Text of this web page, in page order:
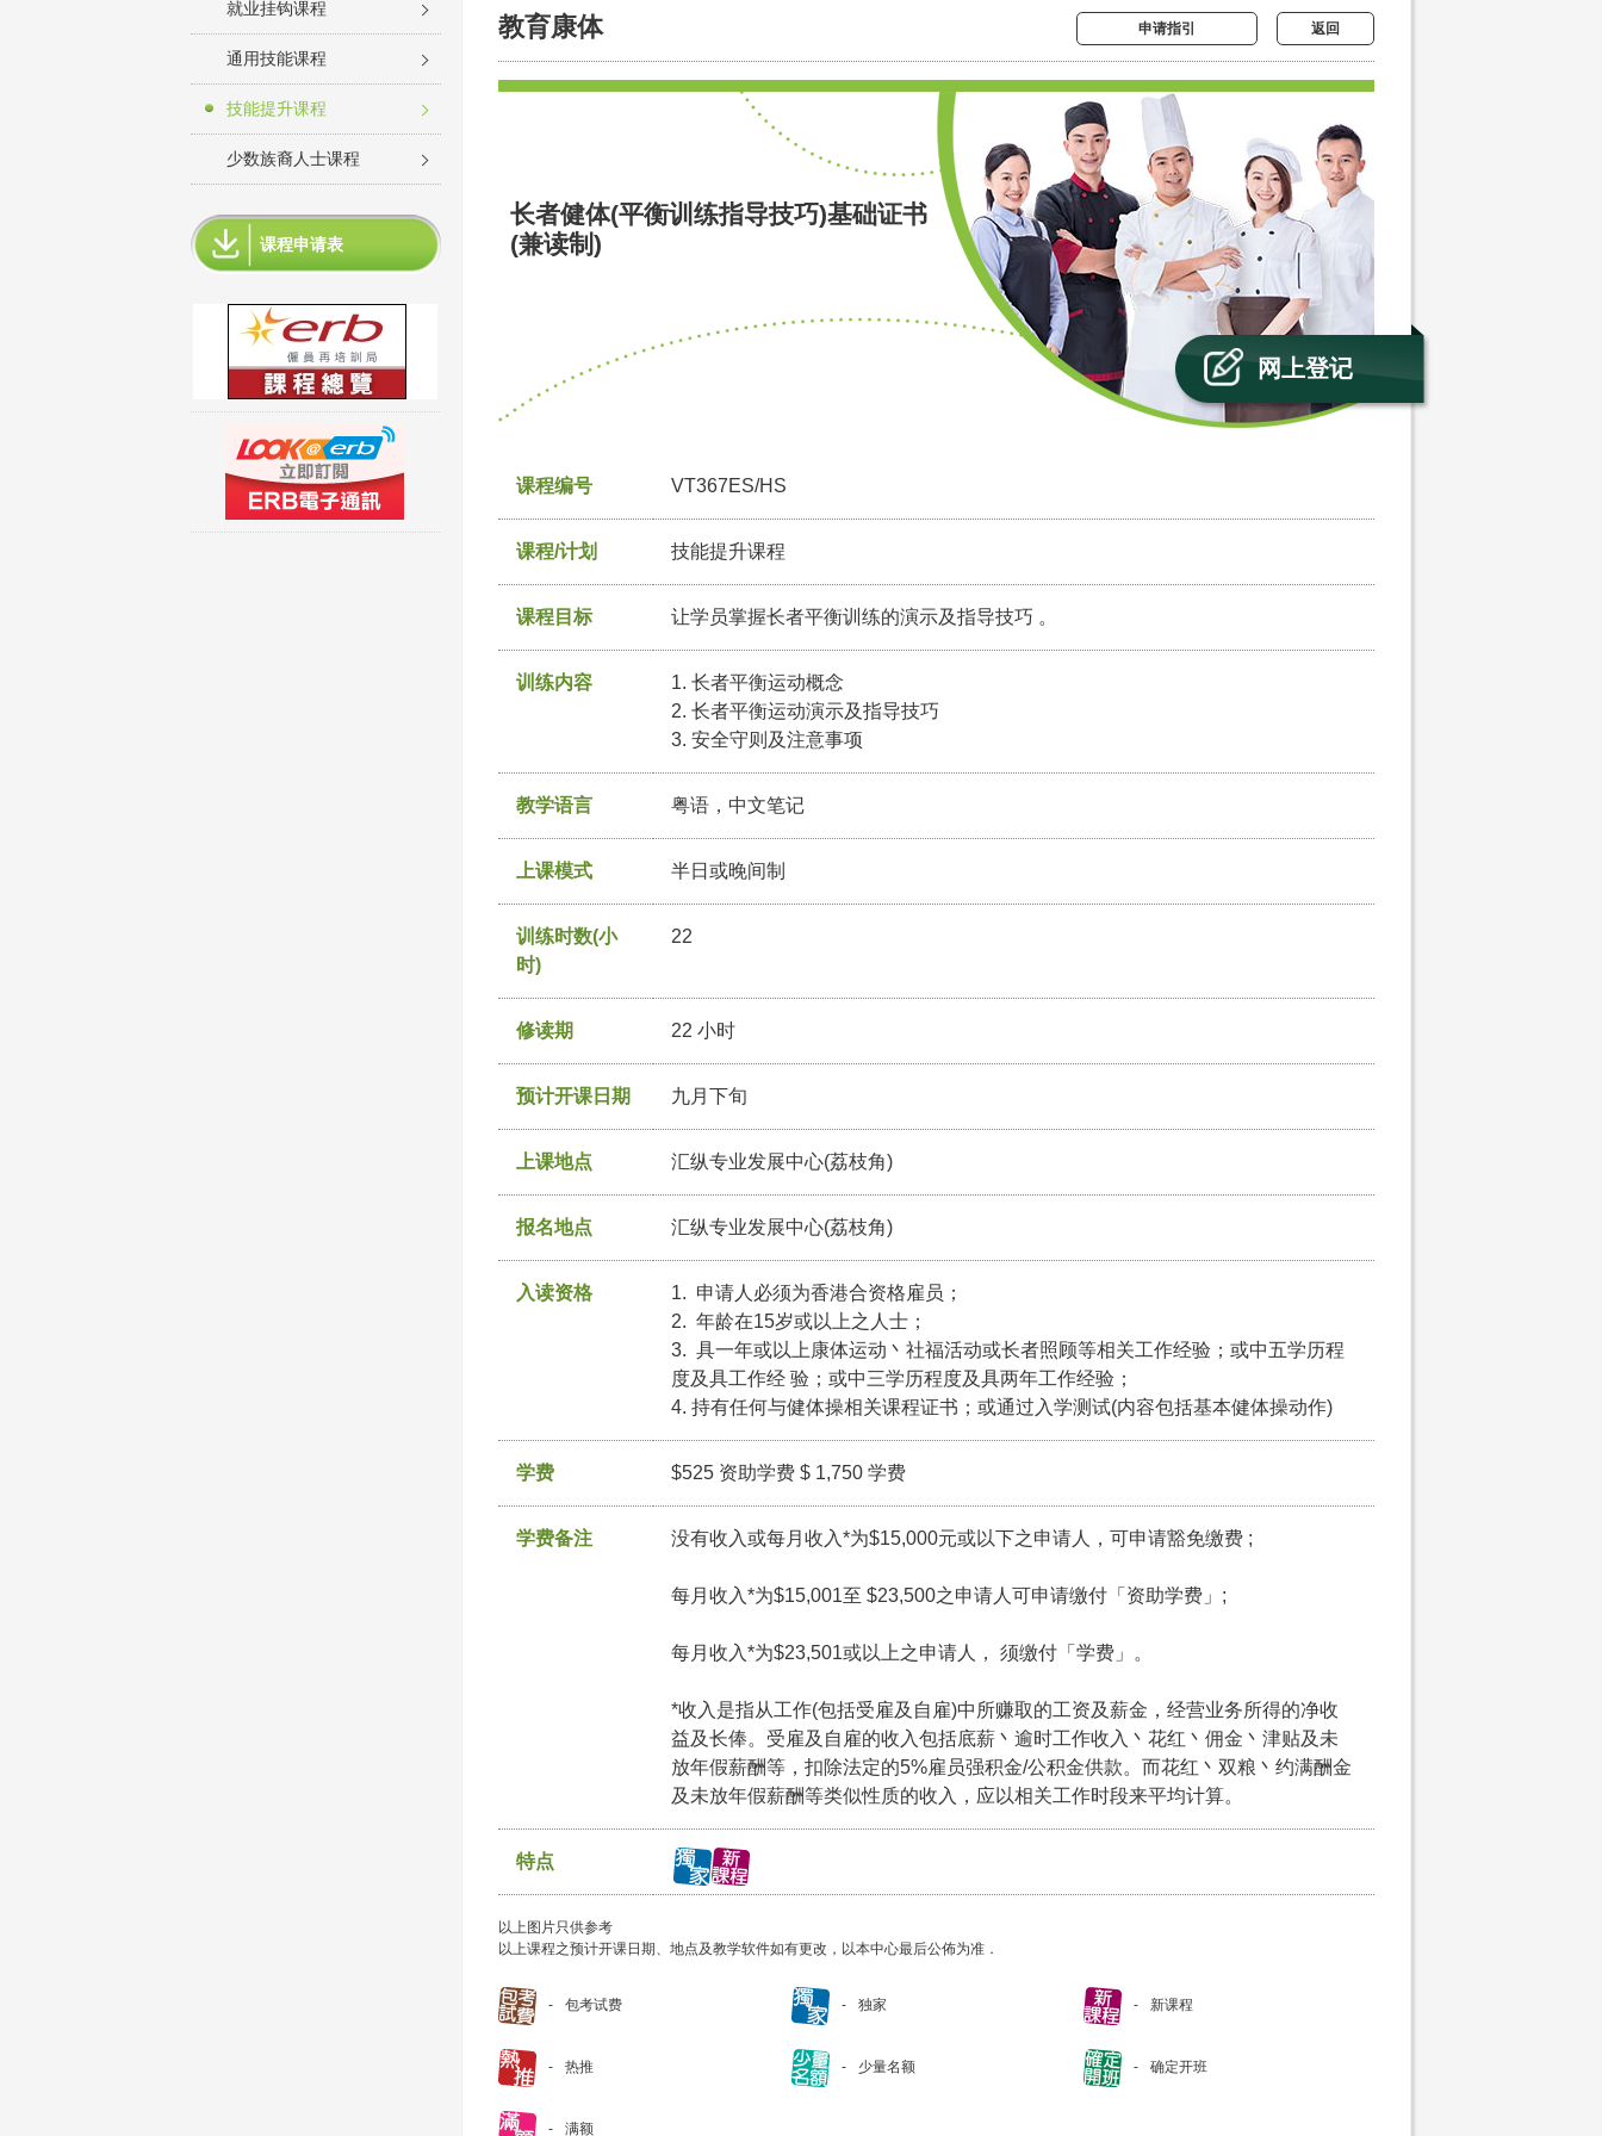
就业挂钩课程
通用技能课程
技能提升课程
少数族裔人士课程
课程申请表
教育康体 申请指引 返回
长者健体(平衡训练指导技巧)基础证书
(兼读制)
网上登记
课程编号 VT367ES/HS
课程/计划 技能提升课程
课程目标 让学员掌握长者平衡训练的演示及指导技巧 。
训练内容
1. 长者平衡运动概念
2. 长者平衡运动演示及指导技巧
3. 安全守则及注意事项
教学语言 粤语，中文笔记
上课模式 半日或晚间制
训练时数(小
时)
22
修读期 22 小时
预计开课日期 九月下旬
上课地点 汇纵专业发展中心(荔枝角)
报名地点 汇纵专业发展中心(荔枝角)
入读资格
1. 申请人必须为香港合资格雇员；
2. 年龄在15岁或以上之人士；
3. 具一年或以上康体运动丶社福活动或长者照顾等相关工作经验；或中五学历程
度及具工作经 验；或中三学历程度及具两年工作经验；
4. 持有任何与健体操相关课程证书；或通过入学测试(内容包括基本健体操动作)
学费 $525 资助学费 $ 1,750 学费
学费备注 没有收入或每月收入*为$15,000元或以下之申请人，可申请豁免缴费 ;
每月收入*为$15,001至 $23,500之申请人可申请缴付「资助学费」;
每月收入*为$23,501或以上之申请人， 须缴付「学费」。
*收入是指从工作(包括受雇及自雇)中所赚取的工资及薪金，经营业务所得的净收
益及长俸。受雇及自雇的收入包括底薪丶逾时工作收入丶花红丶佣金丶津贴及未
放年假薪酬等，扣除法定的5%雇员强积金/公积金供款。而花红丶双粮丶约满酬金
及未放年假薪酬等类似性质的收入，应以相关工作时段来平均计算。
特点
以上图片只供参考
以上课程之预计开课日期、地点及教学软件如有更改，以本中心最后公佈为准．
包考试费 独家 新课程
热推 少量名额 确定开班
满额